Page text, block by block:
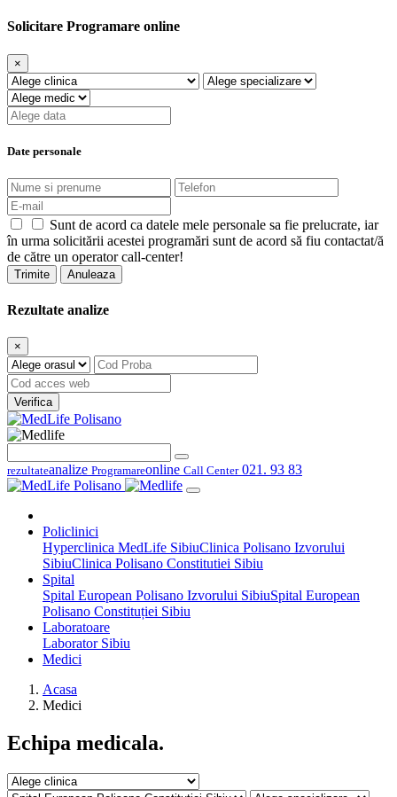
Solicitare Programare online
×
Date personale
Sunt de acord ca datele mele personale sa fie prelucrate, iar
în urma solicitării acestei programări sunt de acord să fiu contactat/ă
de către un operator call-center!
Trimite Anuleaza
Rezultate analize
×
Verifica
rezultateanalize Programareonline Call Center021. 93 83
Policlinici
Hyperclinica MedLife SibiuClinica Polisano Izvorului
SibiuClinica Polisano Constitutiei Sibiu
Spital
Spital European Polisano Izvorului SibiuSpital European
Polisano Constituției Sibiu
Laboratoare
Laborator Sibiu
Medici
Acasa
Medici
Echipa medicala.